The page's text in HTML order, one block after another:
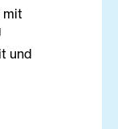
mit
und